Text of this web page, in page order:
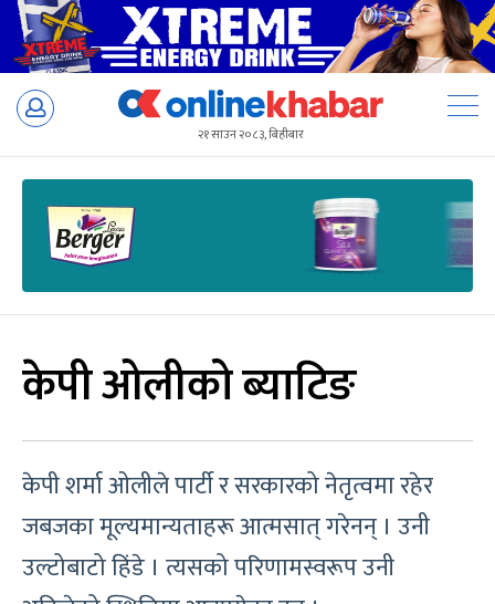
Skip
२१ साउन २०८३, बिहीबार
केपी ओलीको ब्याटिङ
केपी शर्मा ओलीले पार्टी र सरकारको नेतृत्वमा रहेर
जबजका मूल्यमान्यताहरू आत्मसात् गरेनन् । उनी
उल्टोबाटो हिंडे । त्यसको परिणामस्वरूप उनी